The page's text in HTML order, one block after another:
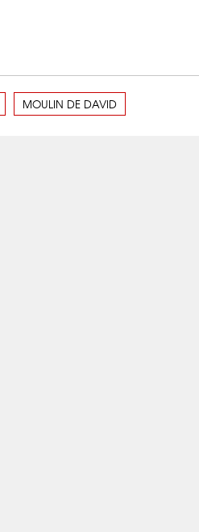
MOULIN DE DAVID